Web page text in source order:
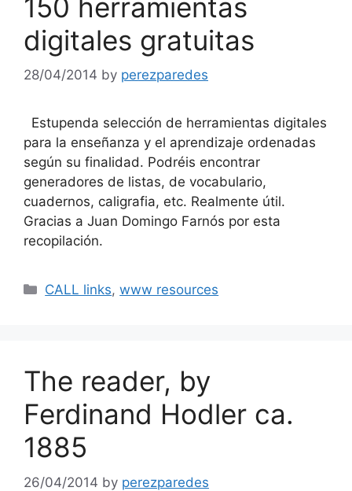
150 herramientas
digitales gratuitas
28/04/2014 by perezparedes
Estupenda selección de herramientas digitales
para la enseñanza y el aprendizaje ordenadas
según su finalidad. Podréis encontrar
generadores de listas, de vocabulario,
cuadernos, caligrafia, etc. Realmente útil.
Gracias a Juan Domingo Farnós por esta
recopilación.
Categories
CALL links,www resources
The reader, by
Ferdinand Hodler ca.
1885
26/04/2014 by perezparedes